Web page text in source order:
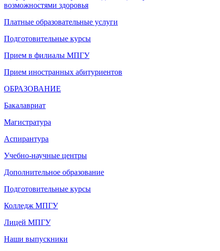
возможностями здоровья
Платные образовательные услуги
Подготовительные курсы
Прием в филиалы МПГУ
Прием иностранных абитуриентов
ОБРАЗОВАНИЕ
Бакалавриат
Магистратура
Аспирантура
Учебно-научные центры
Дополнительное образование
Подготовительные курсы
Колледж МПГУ
Лицей МПГУ
Наши выпускники